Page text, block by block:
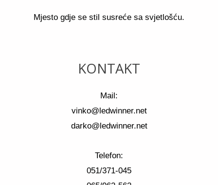
Mjesto gdje se stil susreće sa svjetlošću.
KONTAKT
Mail:
vinko@ledwinner.net
darko@ledwinner.net
Telefon:
051/371-045